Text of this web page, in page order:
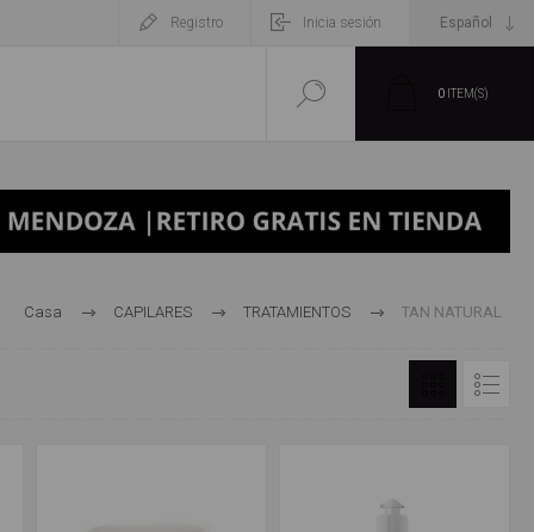
Registro Inicia sesión
0 ITEM(S)
Casa CAPILARES TRATAMIENTOS TAN NATURAL